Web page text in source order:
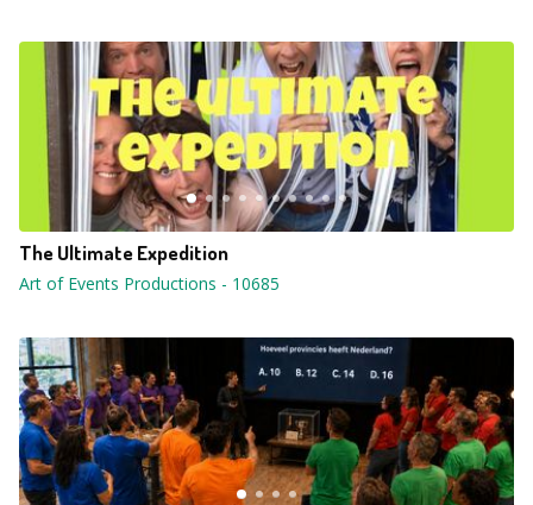
The Ultimate Expedition
Art of Events Productions - 10685